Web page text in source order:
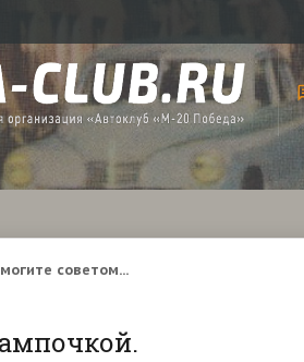
советом...